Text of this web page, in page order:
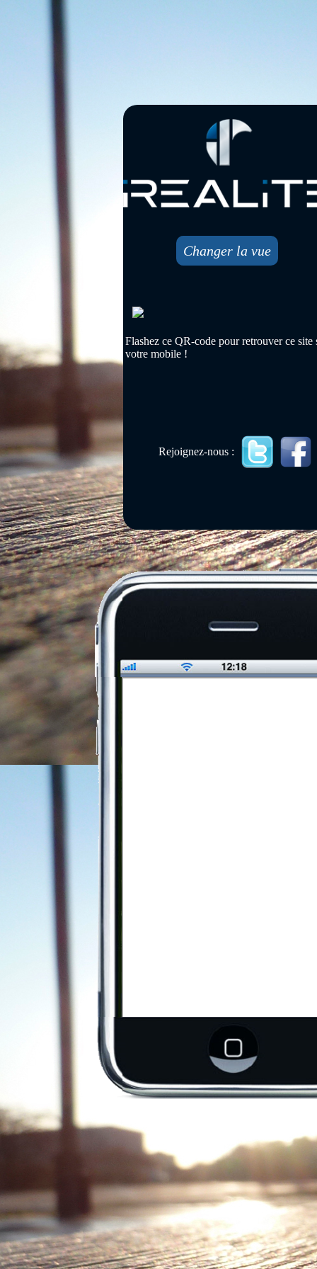
Changer la vue
Flashez ce QR-code pour retrouver ce site
votre mobile !
Rejoignez-nous :